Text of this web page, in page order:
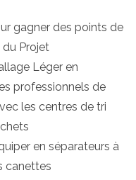
gagner des points de
Projet
Léger en
professionnels de
les centres de tri
en séparateurs à
canettes